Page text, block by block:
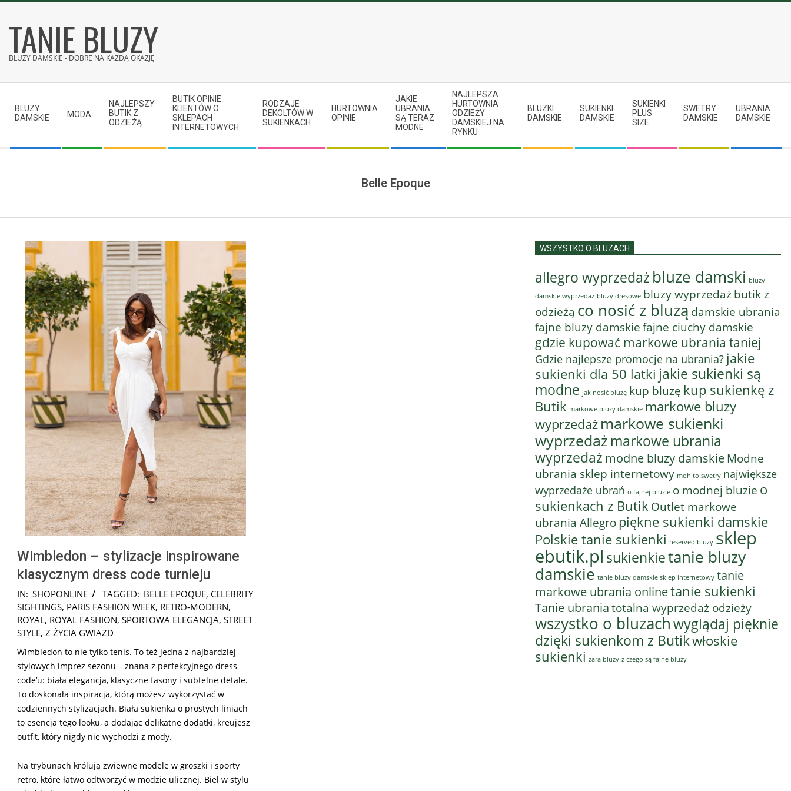
content
TANIE BLUZY
BLUZY DAMSKIE - DOBRE NA KAŻDĄ OKAZJĘ
Navigation
Menu
BLUZY
DAMSKIE
MODA
NAJLEPSZY
BUTIK Z
ODZIEŻĄ
BUTIK OPINIE
KLIENTÓW O
SKLEPACH
INTERNETOWYCH
RODZAJE
DEKOLTÓW W
SUKIENKACH
HURTOWNIA
OPINIE
JAKIE
UBRANIA
SĄ TERAZ
MODNE
NAJLEPSZA
HURTOWNIA
ODZIEŻY
DAMSKIEJ NA
RYNKU
BLUZKI
DAMSKIE
SUKIENKI
DAMSKIE
SUKIENKI
PLUS
SIZE
SWETRY
DAMSKIE
UBRANIA
DAMSKIE
Belle Epoque
Wimbledon – stylizacje inspirowane
klasycznym dress code turnieju
2025-
07-
11
IN: SHOPONLINE TAGGED: BELLE EPOQUE, CELEBRITY
SIGHTINGS, PARIS FASHION WEEK, RETRO-MODERN,
ROYAL, ROYAL FASHION, SPORTOWA ELEGANCJA, STREET
STYLE, Z ŻYCIA GWIAZD
Wimbledon to nie tylko tenis. To też jedna z najbardziej
stylowych imprez sezonu – znana z perfekcyjnego dress
code’u: biała elegancja, klasyczne fasony i subtelne detale.
To doskonała inspiracja, którą możesz wykorzystać w
codziennych stylizacjach. Biała sukienka o prostych liniach
to esencja tego looku, a dodając delikatne dodatki, kreujesz
outfit, który nigdy nie wychodzi z mody.
Na trybunach królują zwiewne modele w groszki i sporty
retro, które łatwo odtworzyć w modzie ulicznej. Biel w stylu
WSZYSTKO O BLUZACH
allegro wyprzedaż bluze damski bluzy
damskie wyprzedaż bluzy dresowe bluzy wyprzedaż butik z
odzieżą co nosić z bluzą damskie ubrania
fajne bluzy damskiefajne ciuchy damskie
gdzie kupować markowe ubrania taniej
Gdzie najlepsze promocje na ubrania? jakie
sukienki dla 50 latki jakie sukienki są
modne jak nosić bluzę kup bluzę kup sukienkę z
Butik markowe bluzy damskie markowe bluzy
wyprzedaż markowe sukienki
wyprzedaż markowe ubrania
wyprzedaż modne bluzy damskie Modne
ubrania sklep internetowy mohito swetry największe
wyprzedaże ubrań o fajnej bluzie o modnej bluzie o
sukienkach z Butik Outlet markowe
ubrania Allegropiękne sukienki damskie
Polskie tanie sukienki reserved bluzy sklep
ebutik.pl sukienkietanie bluzy
damskie tanie bluzy damskie sklep internetowy tanie
markowe ubrania onlinetanie sukienki
Tanie ubrania totalna wyprzedaż odzieży
wszystko o bluzachwyglądaj pięknie
dzięki sukienkom z Butikwłoskie
sukienki zara bluzy z czego są fajne bluzy